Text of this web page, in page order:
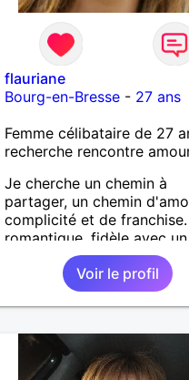
flauriane
Bourg-en-Bresse - 27 ans
Femme célibataire de 27
recherche rencontre
Je cherche un chemin à
partager, un chemin
complicité et de franchise.
romantique, fidèle avec un
grand coeur, beaucoup de
tendresse et de douceur à
Voir le profil